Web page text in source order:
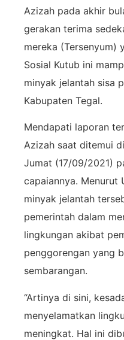
Azizah pada akhir
gerakan terima
mereka (Tersenyum)
Sosial Kutub ini
minyak jelantah sisa
Kabupaten Tegal.
Mendapati laporan
Azizah saat ditemui
Jumat (17/09/2021)
capaiannya. Menurut
minyak jelantah
pemerintah dalam
lingkungan akibat
penggorengan yang
sembarangan.
“Artinya di sini,
menyelamatkan
meningkat. Hal ini